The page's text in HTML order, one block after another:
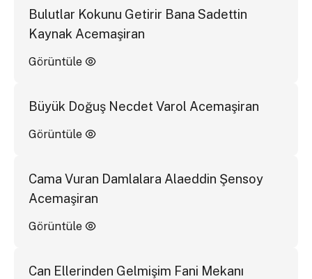
Bulutlar Kokunu Getirir Bana Sadettin
Kaynak Acemaşiran
Görüntüle
Büyük Doğuş Necdet Varol Acemaşiran
Görüntüle
Cama Vuran Damlalara Alaeddin Şensoy
Acemaşiran
Görüntüle
Can Ellerinden Gelmişim Fani Mekanı